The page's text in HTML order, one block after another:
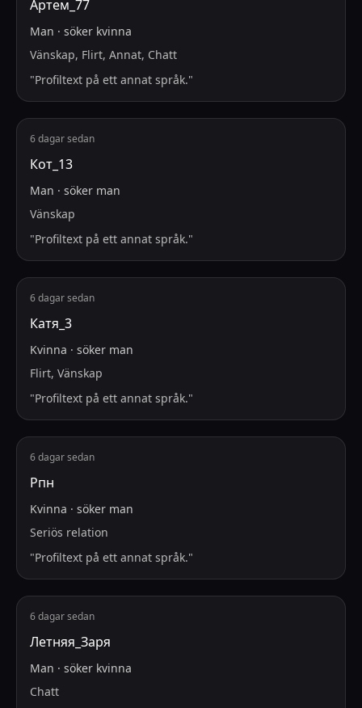
Артем_77
Man · söker kvinna
Vänskap, Flirt, Annat, Chatt
"Profiltext på ett annat språk."
6 dagar sedan
Кот_13
Man · söker man
Vänskap
"Profiltext på ett annat språk."
6 dagar sedan
Катя_3
Kvinna · söker man
Flirt, Vänskap
"Profiltext på ett annat språk."
6 dagar sedan
Рпн
Kvinna · söker man
Seriös relation
"Profiltext på ett annat språk."
6 dagar sedan
Летняя_Заря
Man · söker kvinna
Chatt